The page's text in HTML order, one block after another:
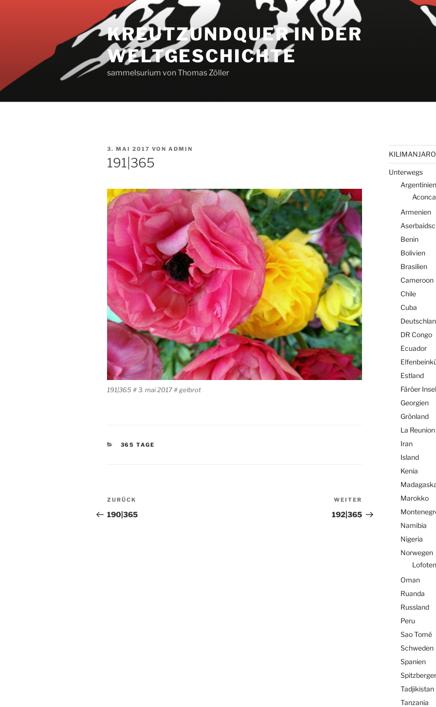
KREUTZUNDQUER IN DER
WELTGESCHICHTE
sammelsurium von Thomas Zöller
VERÖFFENTLICHT
AM
3. MAI 2017 VON ADMIN
191|365
191|365 # 3. mai 2017 # gelbrot
KATEGORIEN
365 TAGE
Beitragsnavigation
Vorheriger
Beitrag
ZURÜCK
190|365
Beitrag
WEITER
192|365
Unterwegs
Argentinien
Armenien
Benin
Bolivien
Brasilien
Cameroon
Chile
Cuba
DR Congo
Ecuador
Estland
Färöer
Georgien
Grönland
La Reunion
Iran
Island
Kenia
Marokko
Namibia
Nigeria
Norwegen
Lofoten
Oman
Ruanda
Russland
Peru
Sao Tomé
Schweden
Spanien
Tadjikistan
Tanzania